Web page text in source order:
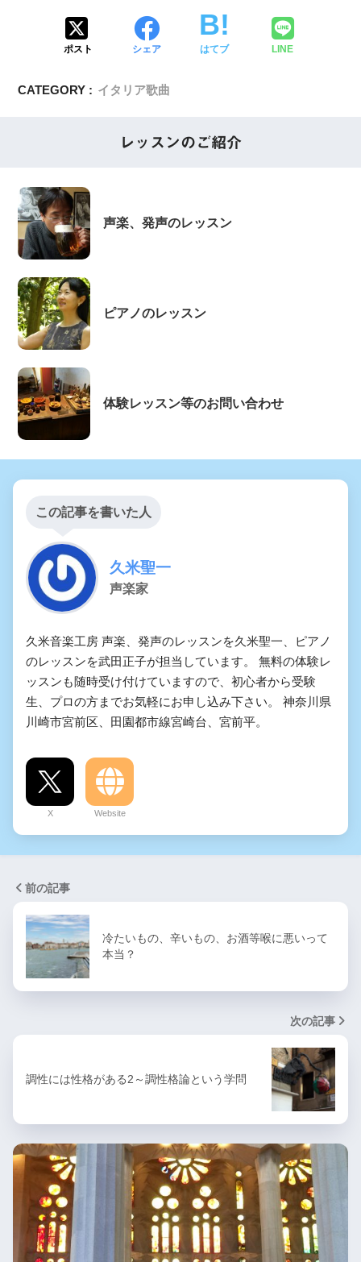
ポスト シェア はてブ LINE
CATEGORY : イタリア歌曲
レッスンのご紹介
声楽、発声のレッスン
ピアノのレッスン
体験レッスン等のお問い合わせ
この記事を書いた人
久米聖一
声楽家
久米音楽工房 声楽、発声のレッスンを久米聖一、ピアノ
のレッスンを武田正子が担当しています。 無料の体験レ
ッスンも随時受け付けていますので、初心者から受験
生、プロの方までお気軽にお申し込み下さい。 神奈川県
川崎市宮前区、田園都市線宮崎台、宮前平。
X Website
前の記事
冷たいもの、辛いもの、お酒等喉に悪いって
本当？
次の記事
調性には性格がある2～調性格論という学問